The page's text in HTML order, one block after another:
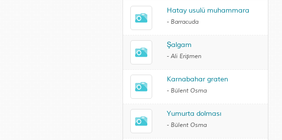
Hatay usulü muhammara
- Barracuda
Şalgam
- Ali Erişmen
Karnabahar graten
- Bülent Osma
Yumurta dolması
- Bülent Osma